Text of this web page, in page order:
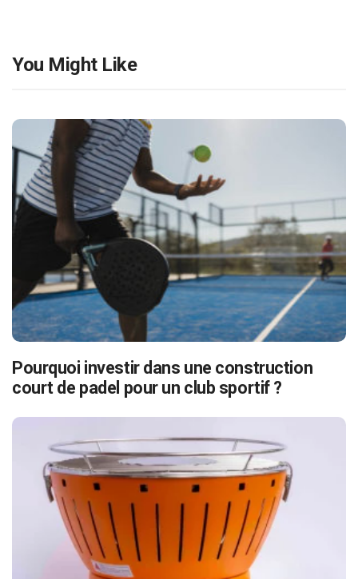
You Might Like
Pourquoi investir dans une construction
court de padel pour un club sportif ?